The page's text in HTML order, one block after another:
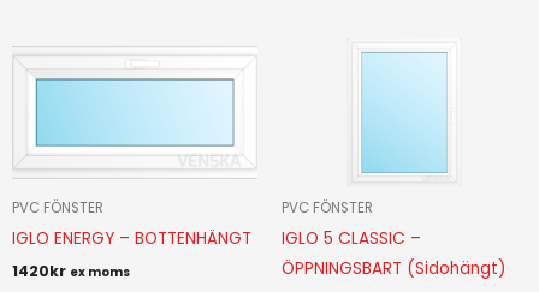
PVC FÖNSTER
IGLO ENERGY – BOTTENHÄNGT
1420kr ex moms
PVC FÖNSTER
IGLO 5 CLASSIC –
ÖPPNINGSBART (Sidohängt)